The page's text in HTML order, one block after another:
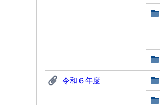
令和６年度